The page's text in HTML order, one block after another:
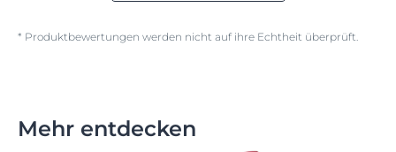
* Produktbewertungen werden nicht auf ihre Echtheit überprüft.
Mehr entdecken